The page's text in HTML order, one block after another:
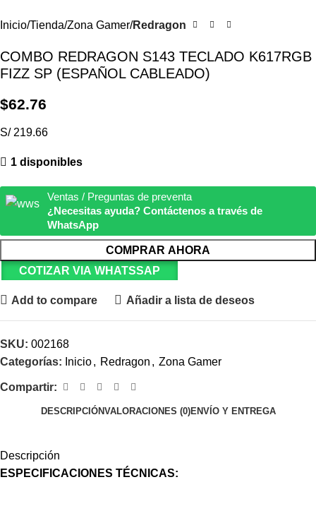
Inicio Tienda Zona Gamer Redragon
COMBO REDRAGON S143 TECLADO K617RGB
FIZZ SP (ESPAÑOL CABLEADO)
$62.76
S/ 219.66
1 disponibles
Ventas / Preguntas de preventa
¿Necesitas ayuda? Contáctenos a través de
WhatsApp
COMPRAR AHORA
COTIZAR VIA WHATSSAP
Add to compare Añadir a lista de deseos
SKU: 002168
Categorías: Inicio, Redragon , Zona Gamer
Compartir:
DESCRIPCIÓNVALORACIONES (0)ENVÍO Y ENTREGA
Descripción
ESPECIFICACIONES TÉCNICAS: